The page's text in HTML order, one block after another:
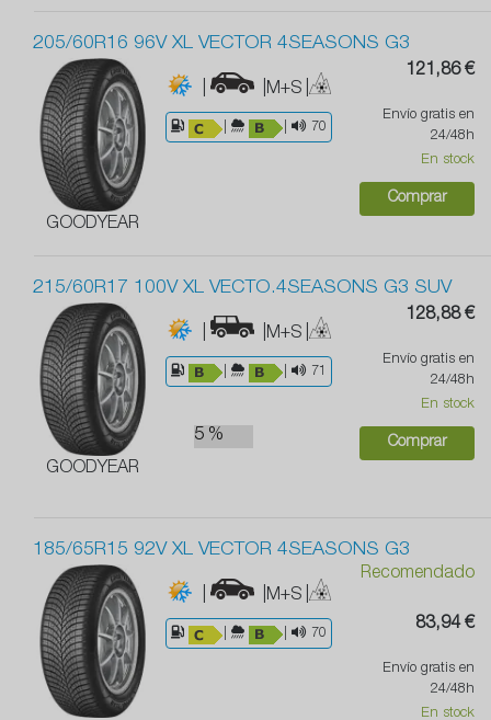
205/60R16 96V XL VECTOR 4SEASONS G3
GOODYEAR
| |M+S |
70
121,86 €
Envío gratis en
24/48h
En stock
Comprar
215/60R17 100V XL VECTO.4SEASONS G3 SUV
GOODYEAR
| |M+S |
71
5 %
128,88 €
Envío gratis en
24/48h
En stock
Comprar
185/65R15 92V XL VECTOR 4SEASONS G3
| |M+S |
70
Recomendado
83,94 €
Envío gratis en
24/48h
En stock